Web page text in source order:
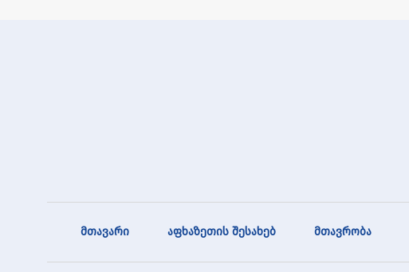
მთავარი აფხაზეთის შესახებ მთავრობა